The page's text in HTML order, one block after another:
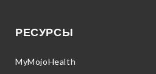
РЕСУРСЫ
MyMojoHealth